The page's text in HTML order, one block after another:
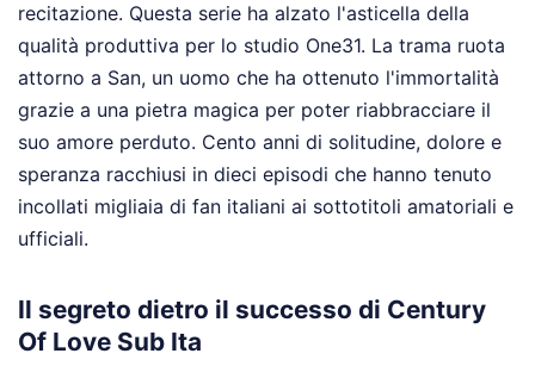
recitazione. Questa serie ha alzato l'asticella della
qualità produttiva per lo studio One31. La trama ruota
attorno a San, un uomo che ha ottenuto l'immortalità
grazie a una pietra magica per poter riabbracciare il
suo amore perduto. Cento anni di solitudine, dolore e
speranza racchiusi in dieci episodi che hanno tenuto
incollati migliaia di fan italiani ai sottotitoli amatoriali e
ufficiali.
Il segreto dietro il successo di Century
Of Love Sub Ita